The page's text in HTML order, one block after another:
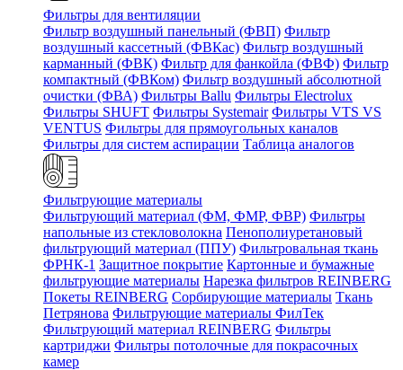
Фильтры для вентиляции
Фильтр воздушный панельный (ФВП) Фильтр
воздушный кассетный (ФВКас) Фильтр воздушный
карманный (ФВК) Фильтр для фанкойла (ФВФ) Фильтр
компактный (ФВКом) Фильтр воздушный абсолютной
очистки (ФВА) Фильтры Ballu Фильтры Electrolux
Фильтры SHUFT Фильтры Systemair Фильтры VTS VS
VENTUS Фильтры для прямоугольных каналов
Фильтры для систем аспирации Таблица аналогов
Фильтрующие материалы
Фильтрующий материал (ФМ, ФМР, ФВР) Фильтры
напольные из стекловолокна Пенополиуретановый
фильтрующий материал (ППУ) Фильтровальная ткань
ФРНК-1 Защитное покрытие Картонные и бумажные
фильтрующие материалы Нарезка фильтров REINBERG
Покеты REINBERG Сорбирующие материалы Ткань
Петрянова Фильтрующие материалы ФилТек
Фильтрующий материал REINBERG Фильтры
картриджи Фильтры потолочные для покрасочных
камер